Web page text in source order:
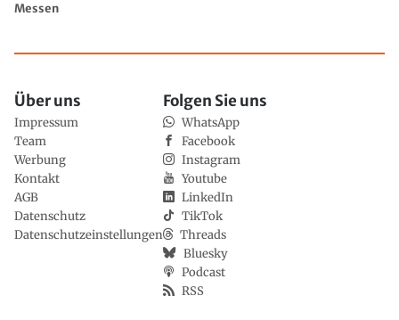
Messen
Über uns
Impressum
Team
Werbung
Kontakt
AGB
Datenschutz
Datenschutzeinstellungen
Folgen Sie uns
WhatsApp
Facebook
Instagram
Youtube
LinkedIn
TikTok
Threads
Bluesky
Podcast
RSS